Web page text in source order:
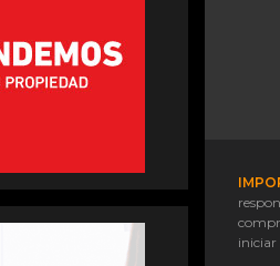
iniciar